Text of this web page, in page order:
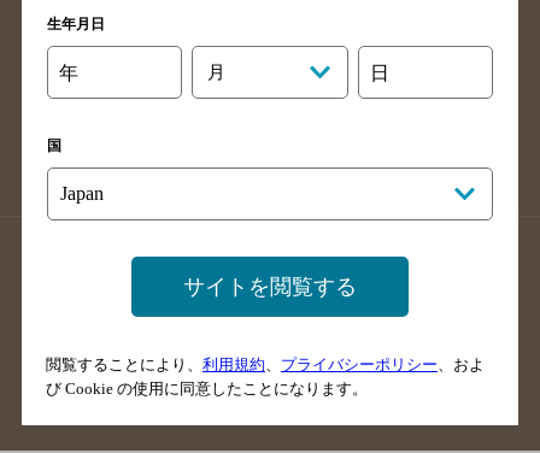
高知県のバー検索
長崎県のバー検索
佐賀県のバー検索
大分県のバー検索
熊本県のバー検索
沖縄県のバー検索
店舗登録方法のご案内
店舗情報更新方法のご案内
掲載店舗様ログイン
ご意見・ご感想
生年月日
年 月 日
国
サイトを閲覧する
閲覧することにより、 利用規約 プライバシーポリシー 、およ
び Cookie の使用に同意したことになります。